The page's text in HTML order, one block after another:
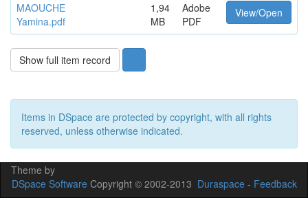
MAOUCHE
Yamina.pdf
1,94
MB
Adobe
PDF
View/Open
Show full item record
Items in DSpace are protected by copyright, with all rights
reserved, unless otherwise indicated.
Theme by
DSpace Software Copyright © 2002-2013 Duraspace - Feedback